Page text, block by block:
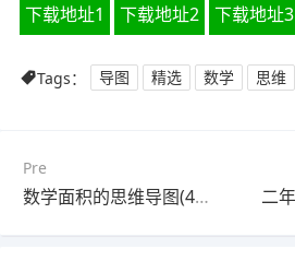
下载地址1 下载地址2 下载地址3
Tags： 导图 精选 数学 思维
Pre
数学面积的思维导图(4个精选版)